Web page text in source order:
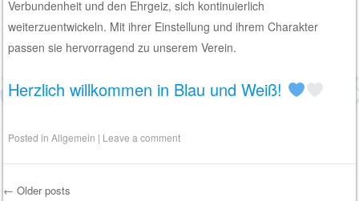
Verbundenheit und den Ehrgeiz, sich kontinuierlich
weiterzuentwickeln. Mit ihrer Einstellung und ihrem Charakter
passen sie hervorragend zu unserem Verein.
Herzlich willkommen in Blau und Weiß!
Posted inAllgemein | Leave a comment
← Older posts